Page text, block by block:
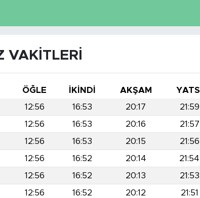
VAKITLERI
ÖĞLE İKINDI AKŞAM
YATSI
12:56 16:53 20:17
21:59
12:56 16:53 20:16
21:57
12:56 16:53 20:15
21:56
12:56 16:52 20:14
21:54
12:56 16:52 20:13
21:53
12:56 16:52 20:12
21:51